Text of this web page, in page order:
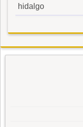
hidalgo